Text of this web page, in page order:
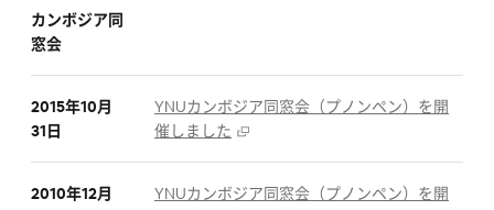
カンボジア同
窓会
2015年10月
31日
YNUカンボジア同窓会（プノンペン）を開
催しました
2010年12月
YNUカンボジア同窓会（プノンペン）を開